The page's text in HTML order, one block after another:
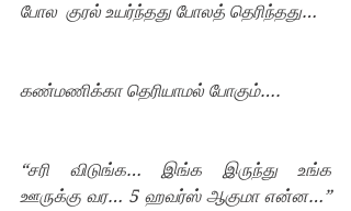
போல  குரல் உயர்ந்தது போலத் தெரிந்தது…
கண்மணிக்கா தெரியாமல் போகும்….
“சரி விடுங்க… இங்க இருந்து உங்க
ஊருக்கு வர… 5 ஹவர்ஸ் ஆகுமா என்ன…”